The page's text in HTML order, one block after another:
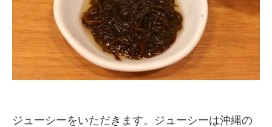
ジューシーをいただきます。ジューシーは沖縄の